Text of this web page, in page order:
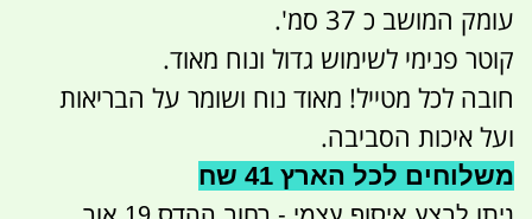
עומק המושב כ 37 סמ'.
קוטר פנימי לשימוש גדול ונוח מאוד.
חובה לכל מטייל! מאוד נוח ושומר על הבריאות
ועל איכות הסביבה.
משלוחים לכל הארץ 41 שח